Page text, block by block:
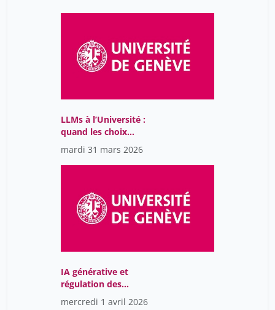
LLMs à l’Université :
quand les choix
techniques sont des
choix de société - Nicolas
Baya Laffite
mardi 31 mars 2026
IA générative et
régulation des
apprentissages : les
mercredi 1 avril 2026